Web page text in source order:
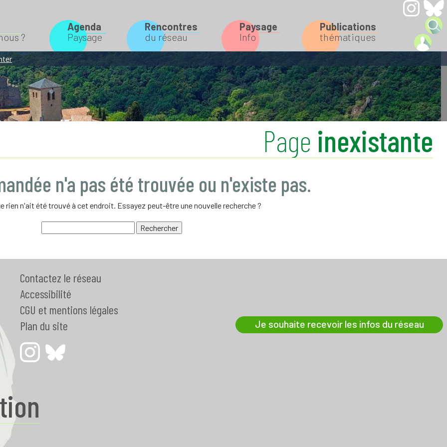
?
Agenda
Paysage
Rencontres
du réseau
Paysage
Info
Publications
thématiques
Rechercher
Page inexistante
n'a pas été trouvée ou n'existe pas.
rien n'ait été trouvé à cet endroit. Essayez peut-être une nouvelle recherche ?
Contactez le réseau
Accessibilité
CGU et mentions légales
Plan du site
Je souhaite recevoir les infos du réseau